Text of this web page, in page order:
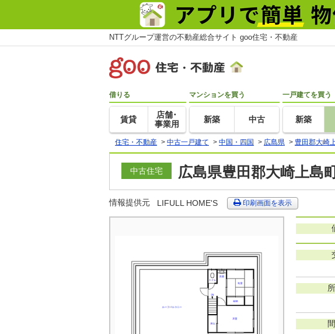
NTTグループ運営の不動産総合サイト goo住宅・不動産
借りる
賃貸
店舗･
事業用
マンションを買う
新築 中古
一戸建てを買う
新築
住宅・不動産 > 中古一戸建て > 中国・四国 > 広島県 > 豊田郡大崎
中古住宅 広島県豊田郡大崎上島
情報提供元 LIFULL HOME'S 印刷画面を表示